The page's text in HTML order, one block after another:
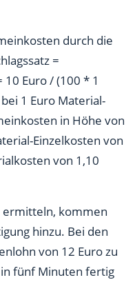
durch die
=
Euro / (100 * 1
1 Euro Material-
in Höhe von
Einzelkosten von
von 1,10
ermitteln, kommen
hinzu. Bei den
von 12 Euro zu
in fünf Minuten fertig